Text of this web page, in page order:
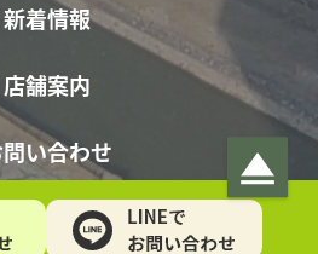
新着情報
店舗案内
い合わせ